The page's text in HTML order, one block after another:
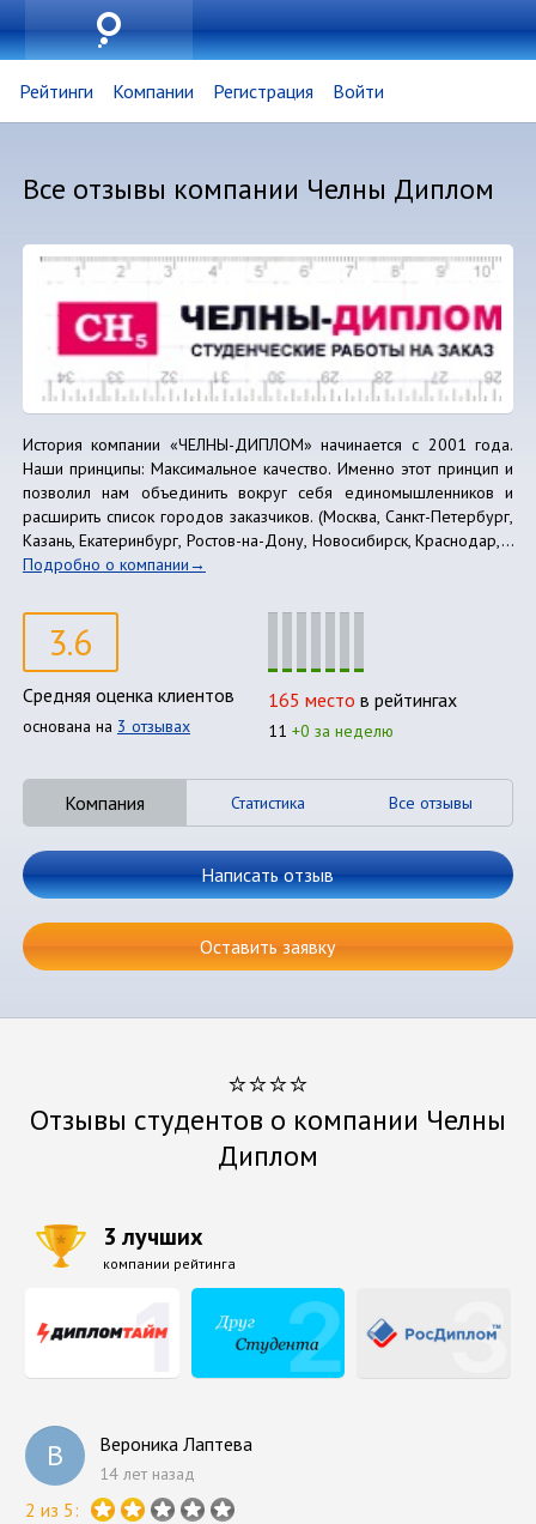
Рейтинги Компании Регистрация Войти
Все отзывы компании Челны Диплом
История компании «ЧЕЛНЫ-ДИПЛОМ» начинается с 2001 года.
Наши принципы: Максимальное качество. Именно этот принцип и
позволил нам объединить вокруг себя единомышленников и
расширить список городов заказчиков. (Москва, Санкт-Петербург,
Казань, Екатеринбург, Ростов-на-Дону, Новосибирск, Краснодар,...
Подробно о компании
3.6
Средняя оценка клиентов
основана на 3 отзывах
165 место в рейтингах
11 +0 за неделю
Компания Статистика Все отзывы
Написать отзыв
Оставить заявку
⭐⭐⭐⭐
Отзывы студентов о компании Челны
Диплом
В Вероника Лаптева
14 лет назад
2 из 5:
3 лучших
компании рейтинга